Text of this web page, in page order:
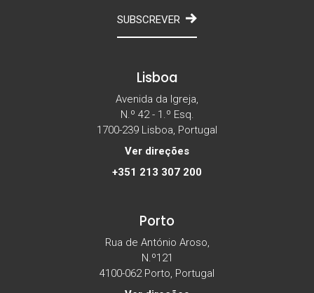
SUBSCREVER
Lisboa
Avenida da Igreja,
N.º 42 - 1.º Esq.
1700-239 Lisboa, Portugal
Ver direções
+351 213 307 200
Porto
Rua de António Aroso,
N.º121
4100-062 Porto, Portugal